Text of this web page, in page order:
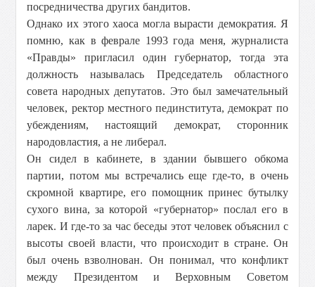
посредничества других бандитов.
Однако их этого хаоса могла вырасти демократия. Я
помню, как в феврале 1993 года меня, журналиста
«Правды» пригласил один губернатор, тогда эта
должность называлась Председатель областного
совета народных депутатов. Это был замечательный
человек, ректор местного пединститута, демократ по
убеждениям, настоящий демократ, сторонник
народовластия, а не либерал.
Он сидел в кабинете, в здании бывшего обкома
партии, потом мы встречались еще где-то, в очень
скромной квартире, его помощник принес бутылку
сухого вина, за которой «губернатор» послал его в
ларек. И где-то за час беседы этот человек объяснил с
высоты своей власти, что происходит в стране. Он
был очень взволнован. Он понимал, что конфликт
между Президентом и Верховным Советом